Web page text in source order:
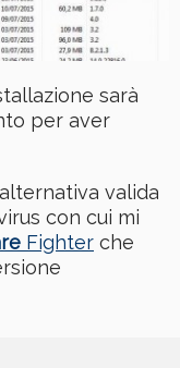
sarà
per aver
valida
con cui mi
Fighter che